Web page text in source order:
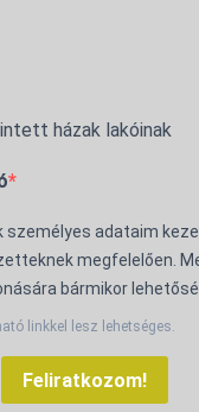
házak lakóinak
személyes adataim
megfelelően.
bármikor
linkkel lesz lehetséges.
Feliratkozom!